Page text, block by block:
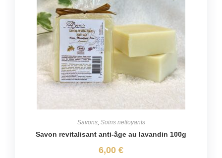
Savons, Soins nettoyants
Savon revitalisant anti-âge au lavandin 100g
6,00 €